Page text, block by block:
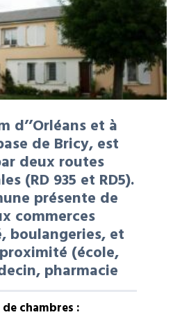
d’’Orléans et à
de Bricy, est
deux routes
(RD 935 et RD5).
présente de
commerces
boulangeries, et
(école,
pharmacie
chambres :